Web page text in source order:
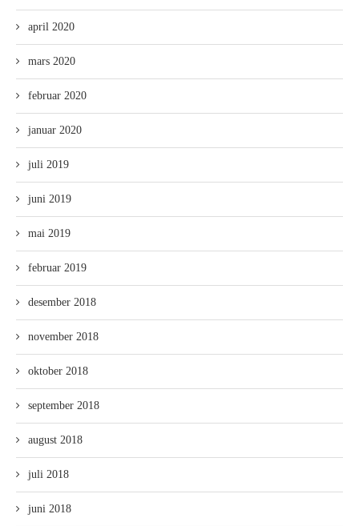
april 2020
mars 2020
februar 2020
januar 2020
juli 2019
juni 2019
mai 2019
februar 2019
desember 2018
november 2018
oktober 2018
september 2018
august 2018
juli 2018
juni 2018